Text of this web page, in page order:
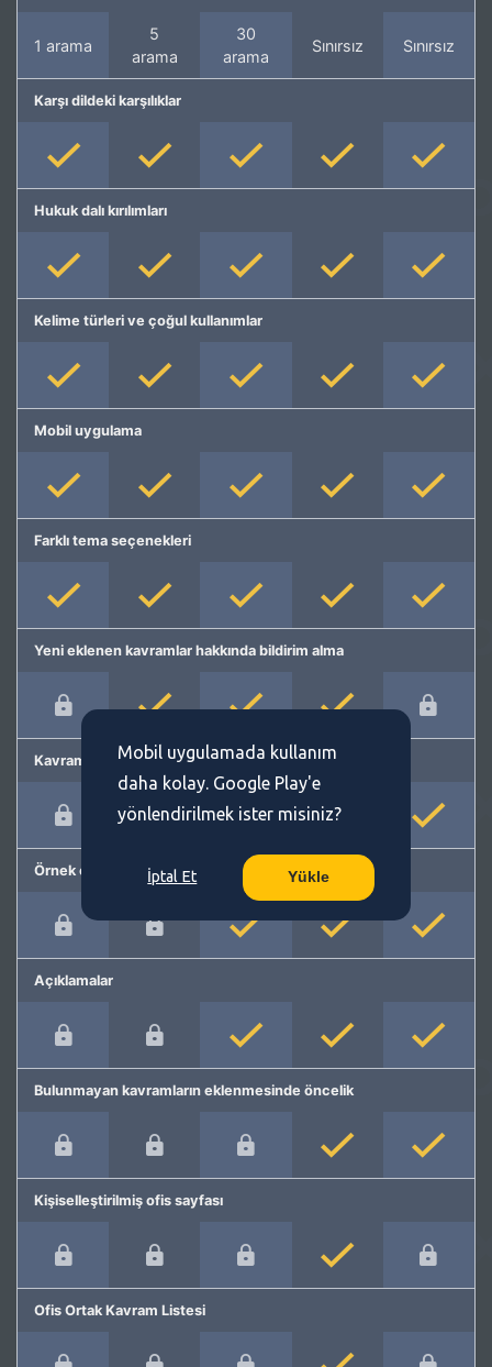
1 arama
5
arama
30
arama
Sınırsız Sınırsız
Karşı dildeki karşılıklar
Hukuk dalı kırılımları
Kelime türleri ve çoğul kullanımlar
Mobil uygulama
Farklı tema seçenekleri
Yeni eklenen kavramlar hakkında bildirim alma
Kavram önerme
Örnek cümleler
Açıklamalar
Bulunmayan kavramların eklenmesinde öncelik
Kişiselleştirilmiş ofis sayfası
Ofis Ortak Kavram Listesi
Mobil uygulamada kullanım
daha kolay. Google Play'e
yönlendirilmek ister misiniz?
İptal Et Yükle